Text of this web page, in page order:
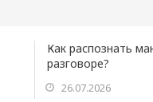
Как распознать
разговоре?
26.07.2026